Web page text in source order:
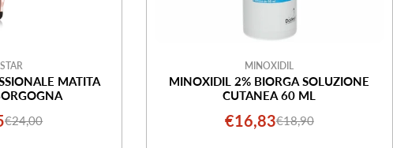
MATITA
€24,00
MINOXIDIL
MINOXIDIL 2% BIORGA SOLUZIONE
CUTANEA 60 ML
Prezzo
€16,83Prezzo
€18,90